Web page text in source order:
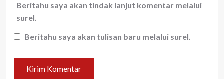
Beritahu saya akan tindak lanjut komentar melalui
surel.
Beritahu saya akan tulisan baru melalui surel.